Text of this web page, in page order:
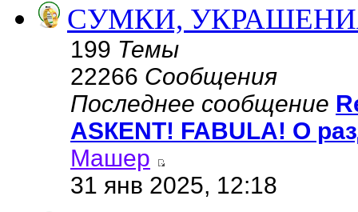
СУМКИ,
199 Темы
22266 Сообщения
Последнее сообщение
АSКЕNТ! FABULA! О
Машер
31 янв 2025, 12:18